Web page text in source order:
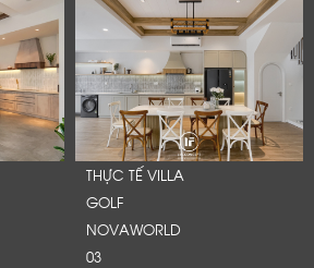
THỰC TẾ VILLA
GOLF
NOVAWORLD
03